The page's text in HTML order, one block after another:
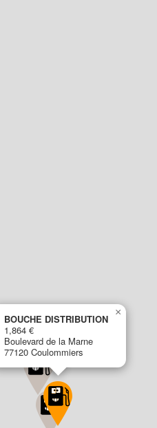
BOUCHE DISTRIBUTION
1,864 €
Boulevard de la Marne
77120 Coulommiers
×